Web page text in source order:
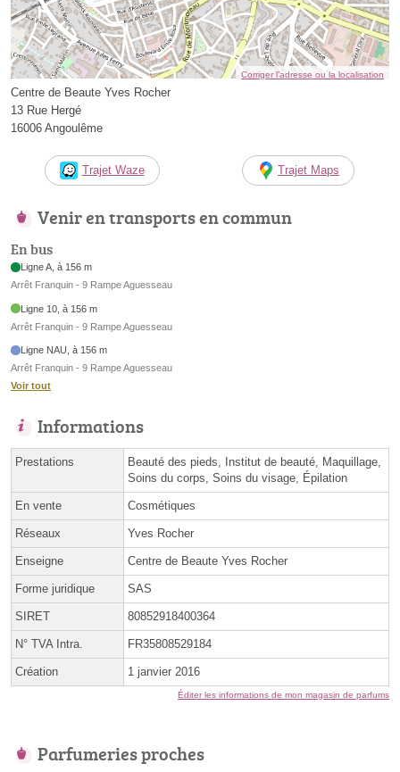
Corriger l’adresse ou la localisation
Centre de Beaute Yves Rocher
13 Rue Hergé
16006 Angoulême
Trajet Waze Trajet Maps
Venir en transports en commun
En bus
Ligne A, à 156 m
Arrêt Franquin - 9 Rampe Aguesseau
Ligne 10, à 156 m
Arrêt Franquin - 9 Rampe Aguesseau
Ligne NAU, à 156 m
Arrêt Franquin - 9 Rampe Aguesseau
Voir tout
Informations
Prestations
Beauté des pieds, Institut de beauté, Maquillage,
Soins du corps, Soins du visage, Épilation
En vente Cosmétiques
Réseaux Yves Rocher
Enseigne Centre de Beaute Yves Rocher
Forme juridique SAS
SIRET 80852918400364
N° TVA Intra. FR35808529184
Création 1 janvier 2016
Éditer les informations de mon magasin de parfums
Parfumeries proches